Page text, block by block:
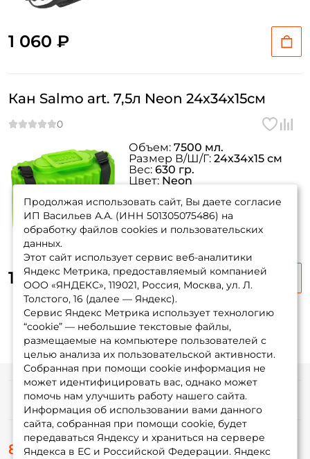
1 060 ₽
Кан Salmo art. 7,5л Neon 24х34х15см
1 060 ₽
Объем: 7500 мл.
Размер В/Ш/Г: 24х34х15 см
Вес: 630 гр.
Цвет: Neon
Продолжая использовать сайт, Вы даете согласие
ИП Васильев А.А. (ИНН 501305075486) на
обработку файлов cookies и пользовательских
данных.
Этот сайт использует сервис веб-аналитики
Яндекс Метрика, предоставляемый компанией
ООО «ЯНДЕКС», 119021, Россия, Москва, ул. Л.
Толстого, 16 (далее — Яндекс).
Сервис Яндекс Метрика использует технологию
“cookie” — небольшие текстовые файлы,
размещаемые на компьютере пользователей с
целью анализа их пользовательской активности.
Собранная при помощи cookie информация не
может идентифицировать вас, однако может
помочь нам улучшить работу нашего сайта.
Информация об использовании вами данного
сайта, собранная при помощи cookie, будет
передаваться Яндексу и храниться на сервере
Яндекса в ЕС и Российской Федерации. Яндекс
Email: *
Повторите пароль: *
Заполняя данную форму вы соглашаетесь на обработку
персональных данных
Создать аккаунт
У меня уже есть аккаунт
Информация
О магазине
Доставка
8 (495) 532-77-88